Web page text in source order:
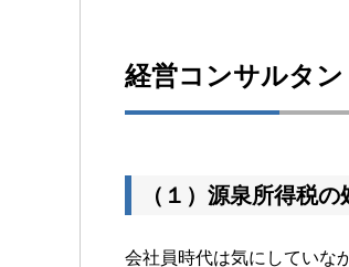
経営コンサルタ
（１）源泉所得税の
会社員時代は気にしていな